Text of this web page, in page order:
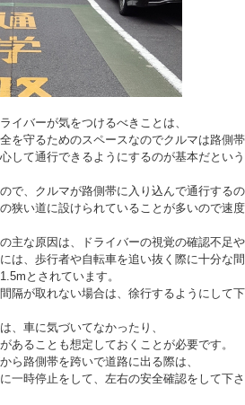
イバーが気をつけるべきことは、
を守るためのスペースなのでクルマは路側
して通行できるようにするのが基本だとい
で、クルマが路側帯に入り込んで通行する
狭い道に設けられていることが多いので速
主な原因は、ドライバーの視覚の確認不足
は、歩行者や自転車を追い抜く際に十分な
とされています。
隔が取れない場合は、徐行するようにして
、車に気づいてなかったり、
あることも想定しておくことが必要です。
ら路側帯を跨いで道路に出る際は、
一時停止をして、左右の安全確認をして下